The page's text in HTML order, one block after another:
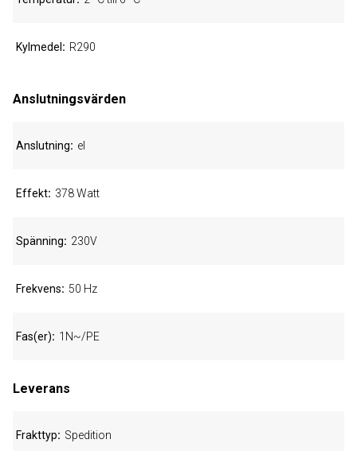
Kylmedel R290
Anslutningsvärden
Anslutning el
Effekt 378 Watt
Spänning 230V
Frekvens 50 Hz
Fas(er) 1N~/PE
Leverans
Frakttyp Spedition